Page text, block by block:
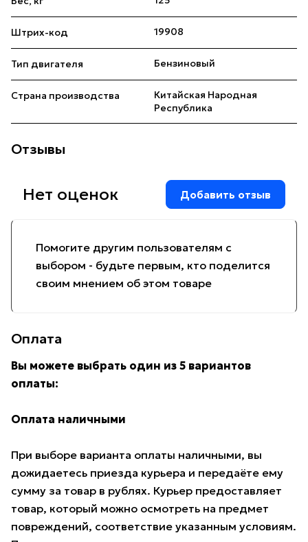
Штрих-код 19908
Тип двигателя Бензиновый
Страна производства
Китайская Народная
Республика
Отзывы
Помогите другим пользователям с
выбором - будьте первым, кто поделится
своим мнением об этом товаре
Нет оценок Добавить отзыв
Оплата
Вы можете выбрать один из 5 вариантов
оплаты:
Оплата наличными
При выборе варианта оплаты наличными, вы
дожидаетесь приезда курьера и передаёте ему
сумму за товар в рублях. Курьер предоставляет
товар, который можно осмотреть на предмет
повреждений, соответствие указанным условиям.